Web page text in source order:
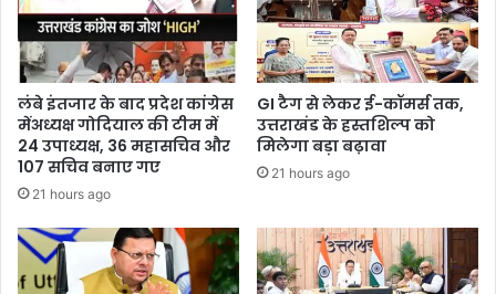
लंबे इंतजार के बाद प्रदेश कांग्रेस
मेंअध्यक्ष गोदियाल की टीम में
24 उपाध्यक्ष, 36 महासचिव और
107 सचिव बनाए गए
21 hours ago
GI टैग से लेकर ई-कॉमर्स तक,
उत्तराखंड के हस्तशिल्प को
मिलेगा बड़ा बढ़ावा
21 hours ago